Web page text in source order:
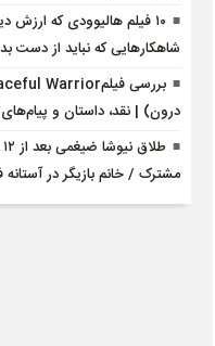
۱۰ فیلم هالیوودی که ارزش
شاهکارهایی که نباید از دست
درون) | نقد، داستان و
مشترک / خانم بازیگر در